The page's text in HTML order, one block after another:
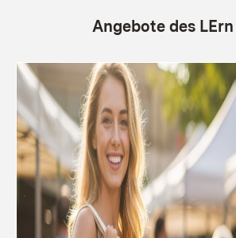
Angebote des LErn